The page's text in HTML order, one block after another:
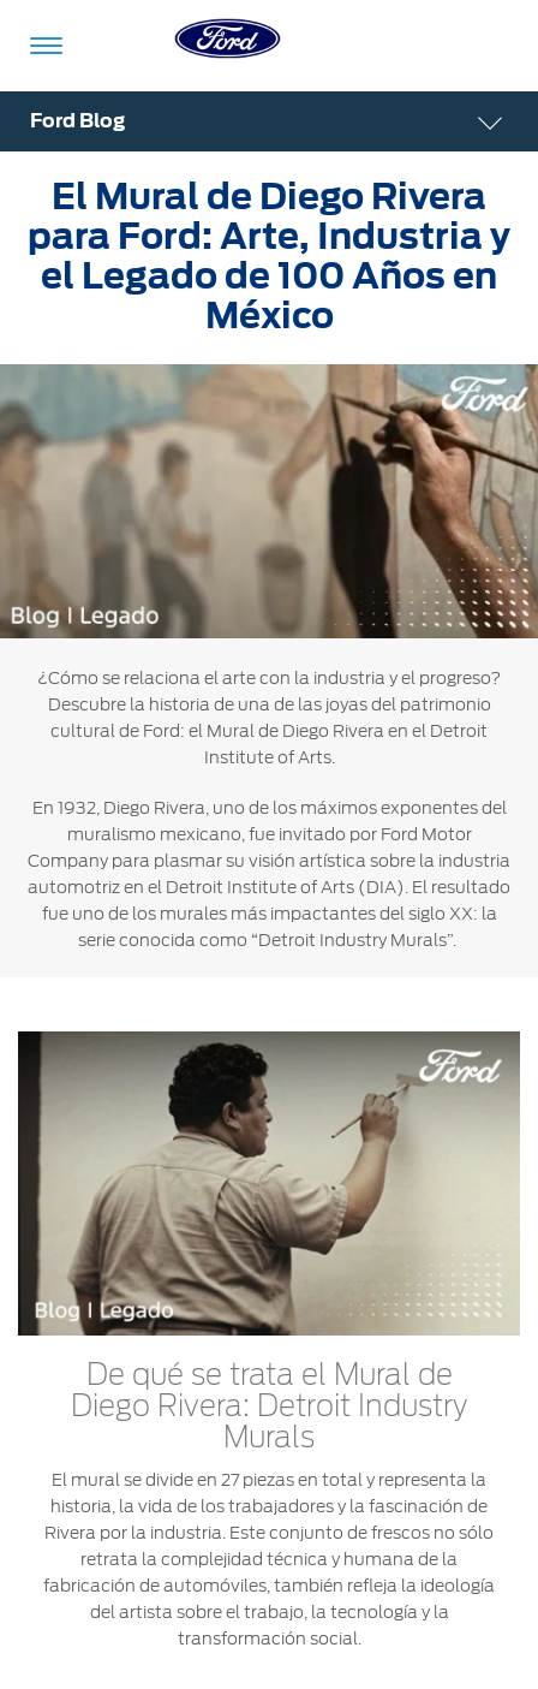
Acessibility
Vehículos
Compra
Cotízalos
Manéjalos
Promociones
Garage
Catálogos
Ford
Credit
Vehículos
Comerciales
Localiza un
Distribuidor
Seminuevos
Certificados
ShowroomVirtual
Showroom
Propietarios
Beneficios
Servicio
Extensión
Garantía
D-
Tect
Colisión y
Partes
Precio de
Mantenimiento
Programa de
Mantenimiento
Motorcraft
Mi
Ford
Servicio
de Servicio
Revisión
Garantía
en
Partes
Soporte
Técnico
SYNC ®
Tecnologías
Tecnologías
Asistencia
Conectividad
Confort
Desempeño
Seguridad
Trabajo
Financiamiento
Ford
Iniciar
Sesión
Sesión
Iniciar
Sesión
Registrarse
Contraseña
Ford Blog
El Mural de Diego Rivera
para Ford: Arte, Industria y
el Legado de 100 Años en
México
¿Cómo se relaciona el arte con la industria y el progreso?
Descubre la historia de una de las joyas del patrimonio
cultural de Ford: el Mural de Diego Rivera en el Detroit
Institute of Arts.
En 1932, Diego Rivera, uno de los máximos exponentes del
muralismo mexicano, fue invitado por Ford Motor
Company para plasmar su visión artística sobre la industria
automotriz en el Detroit Institute of Arts (DIA). El resultado
fue uno de los murales más impactantes del siglo XX: la
serie conocida como “Detroit Industry Murals”.
De qué se trata el Mural de
Diego Rivera: Detroit Industry
Murals
El mural se divide en 27 piezas en total y representa la
historia, la vida de los trabajadores y la fascinación de
Rivera por la industria. Este conjunto de frescos no sólo
retrata la complejidad técnica y humana de la
fabricación de automóviles, también refleja la ideología
del artista sobre el trabajo, la tecnología y la
transformación social.